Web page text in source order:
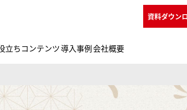
資料ダウン
立ちコンテンツ導入事例会社概要